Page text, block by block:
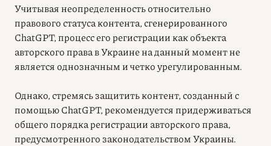
Учитывая неопределенность относительно
правового статуса контента, сгенерированного
ChatGPT, процесс его регистрации как объекта
авторского права в Украине на данный момент не
является однозначным и четко урегулированным.
Однако, стремясь защитить контент, созданный с
помощью ChatGPT, рекомендуется придерживаться
общего порядка регистрации авторского права,
предусмотренного законодательством Украины.